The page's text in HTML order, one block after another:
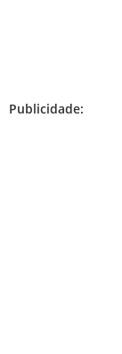
Publicidade: